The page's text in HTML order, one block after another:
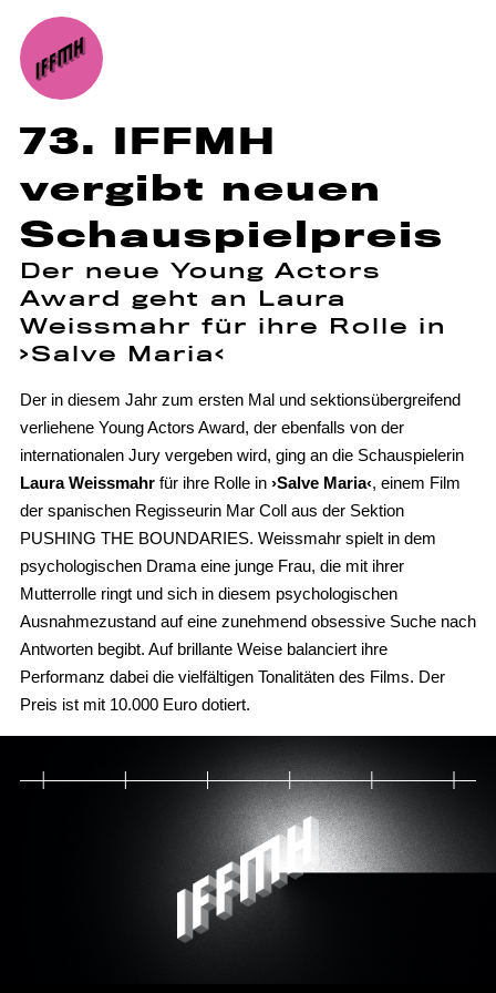
73. IFFMH
vergibt neuen
Schauspielpreis
Der neue Young Actors
Award geht an Laura
Weissmahr für ihre Rolle in
›Salve Maria‹
Der in diesem Jahr zum ersten Mal und sektionsübergreifend
verliehene Young Actors Award, der ebenfalls von der
internationalen Jury vergeben wird, ging an die Schauspielerin
Laura Weissmahrfür ihre Rolle in ›Salve Maria‹, einem Film
der spanischen Regisseurin Mar Coll aus der Sektion
PUSHING THE BOUNDARIES. Weissmahr spielt in dem
psychologischen Drama eine junge Frau, die mit ihrer
Mutterrolle ringt und sich in diesem psychologischen
Ausnahmezustand auf eine zunehmend obsessive Suche nach
Antworten begibt. Auf brillante Weise balanciert ihre
Performanz dabei die vielfältigen Tonalitäten des Films. Der
Preis ist mit 10.000 Euro dotiert.